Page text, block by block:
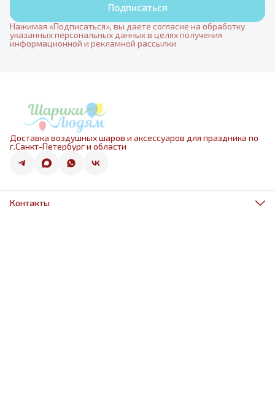
Подписаться
Нажимая «Подписаться», вы даете согласие на обработку
указанных персональных данных в целях получения
информационной и рекламной рассылки
Доставка воздушных шаров и аксессуаров для праздника по
г.Санкт-Петербург и области
Контакты